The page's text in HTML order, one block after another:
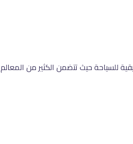
للسياحة حيث تتضمن الكثير من المعالم